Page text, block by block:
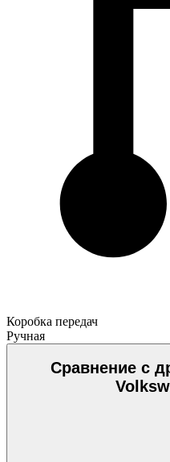
Коробка передач
Ручная
Сравнение с